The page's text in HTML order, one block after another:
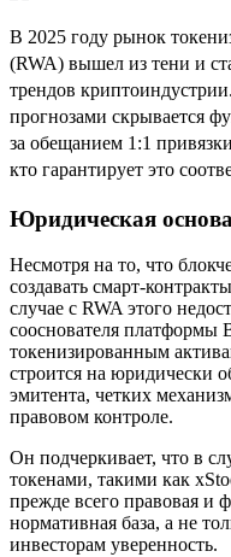
В 2025 году рынок
(RWA) вышел из тени и
трендов
прогнозами скрывается
за обещанием 1:1
кто гарантирует это
Юридическая
Несмотря на то, что
создавать смарт-
случае с RWA этого
сооснователя платформы
токенизированным
строится на юридически
эмитента, четких
правовом контроле.
Он подчеркивает, что в
токенами, такими как
прежде всего правовая и
нормативная база, а не
инвесторам уверенность.